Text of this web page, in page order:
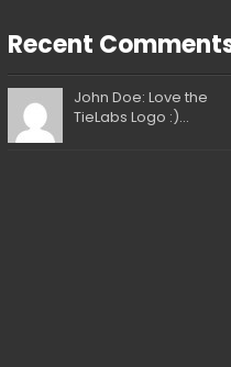
Recent
John Doe: Love the
TieLabs Logo :)...